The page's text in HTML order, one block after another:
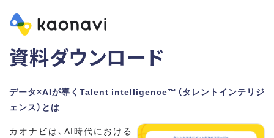
資料ダウンロード
データ×AIが導くTalent intelligence™（タレントインテリジ
ェンス）とは
カオナビは、AI時代における